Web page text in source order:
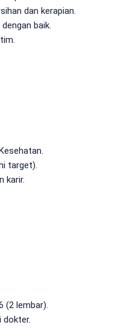
dan kerapian.
baik.
target).
karir.
(2 lembar).
dokter.